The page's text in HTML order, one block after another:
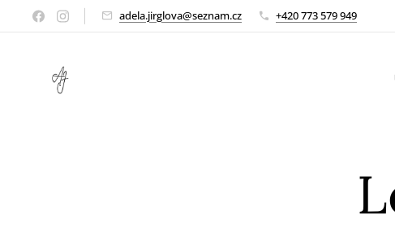
adela.jirglova@seznam.cz +420 773 579 949